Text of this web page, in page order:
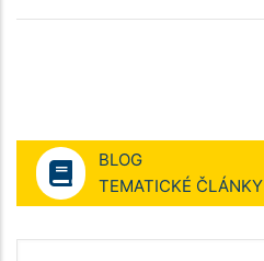
BLOG
TEMATICKÉ ČLÁNKY